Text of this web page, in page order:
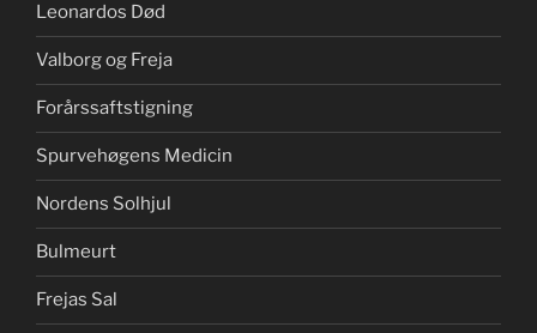
Leonardos Død
Valborg og Freja
Forårssaftstigning
Spurvehøgens Medicin
Nordens Solhjul
Bulmeurt
Frejas Sal